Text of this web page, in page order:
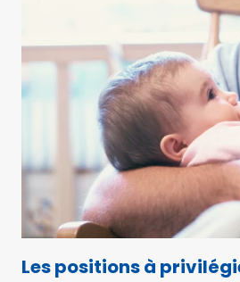
Les positions à